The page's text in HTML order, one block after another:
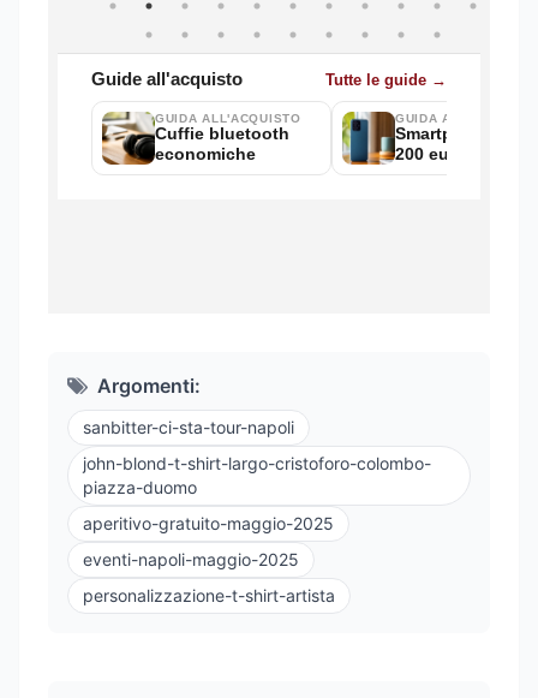
Argomenti:
sanbitter-ci-sta-tour-napoli
john-blond-t-shirt-largo-cristoforo-colombo-
piazza-duomo
aperitivo-gratuito-maggio-2025
eventi-napoli-maggio-2025
personalizzazione-t-shirt-artista